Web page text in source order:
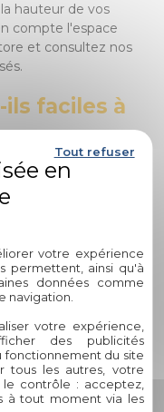
hauteur de vos
compte l'espace
et consultez nos
ils faciles à
faciles à entretenir.
doux et de l'eau
stores en bon
du store.
Circelli Habitat
terrasse ?Réponse
de créer un
terrasse, vous
tout en ajoutant une
votre expérience
permettent, ainsi qu'à
données comme
navigation.
votre expérience,
des publicités
fonctionnement du site
tous les autres, votre
contrôle : acceptez,
à tout moment via les
Tout refuser